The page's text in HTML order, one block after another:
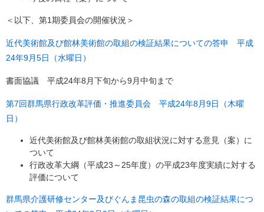
＜以下、第1期委員会の開催状況＞
近代美術館及び館林美術館の取組の検証結果についての答申 平成
24年9月5日（水曜日）
書面協議 平成24年8月下旬から9月中旬まで
第7回群馬県行政改革評価・推進委員会 平成24年8月9日（木曜
日）
近代美術館及び館林美術館の取組状況に対する意見（案）に
ついて
行政改革大綱（平成23～25年度）の平成23年度実績に対する
評価について
群馬県介護研修センター及びぐんま昆虫の森の取組の検証結果につ